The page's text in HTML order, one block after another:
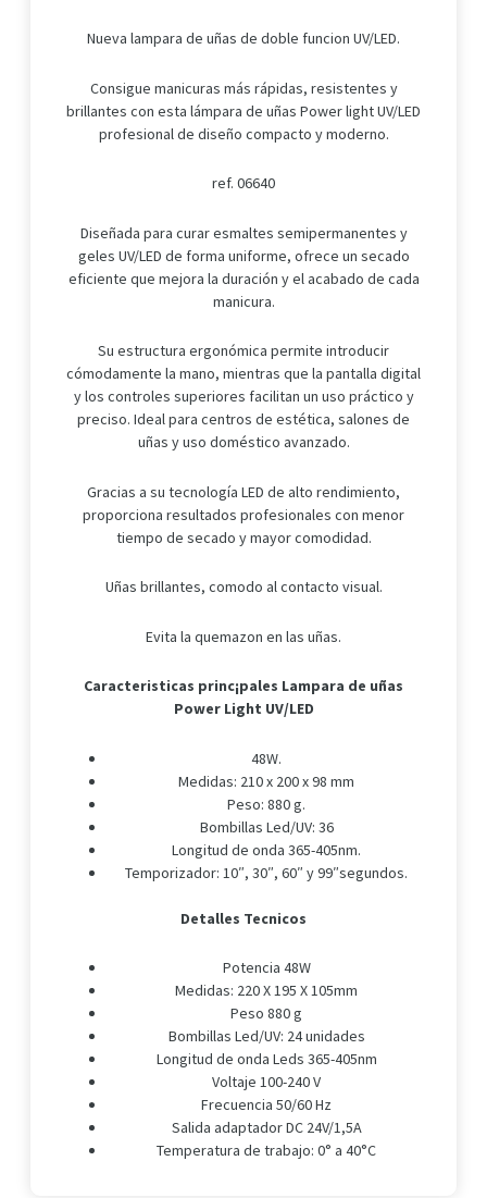
Nueva lampara de uñas de doble funcion UV/LED.
Consigue manicuras más rápidas, resistentes y
brillantes con esta lámpara de uñas Power light UV/LED
profesional de diseño compacto y moderno.
ref. 06640
Diseñada para curar esmaltes semipermanentes y
geles UV/LED de forma uniforme, ofrece un secado
eficiente que mejora la duración y el acabado de cada
manicura.
Su estructura ergonómica permite introducir
cómodamente la mano, mientras que la pantalla digital
y los controles superiores facilitan un uso práctico y
preciso. Ideal para centros de estética, salones de
uñas y uso doméstico avanzado.
Gracias a su tecnología LED de alto rendimiento,
proporciona resultados profesionales con menor
tiempo de secado y mayor comodidad.
Uñas brillantes, comodo al contacto visual.
Evita la quemazon en las uñas.
Caracteristicas princ¡pales Lampara de uñas
Power Light UV/LED
48W.
Medidas: 210 x 200 x 98 mm
Peso: 880 g.
Bombillas Led/UV: 36
Longitud de onda 365-405nm.
Temporizador: 10″, 30″, 60″ y 99″segundos.
Detalles Tecnicos
Potencia 48W
Medidas: 220 X 195 X 105mm
Peso 880 g
Bombillas Led/UV: 24 unidades
Longitud de onda Leds 365-405nm
Voltaje 100-240 V
Frecuencia 50/60 Hz
Salida adaptador DC 24V/1,5A
Temperatura de trabajo: 0° a 40°C